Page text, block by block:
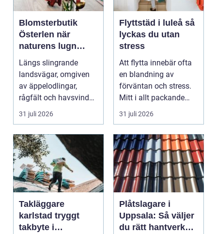
Blomsterbutik
Österlen när
naturens lugn
möter kreativt
hantverk
Längs slingrande
landsvägar, omgiven
av äppelodlingar,
rågfält och havsvindar,
har
blomsterhantverke...
31 juli 2026
Flyttstäd i luleå så
lyckas du utan
stress
Att flytta innebär ofta
en blandning av
förväntan och stress.
Mitt i allt packande
och planerande dy...
31 juli 2026
Takläggare
karlstad tryggt
takbyte i
Plåtslagare i
Uppsala: Så väljer
du rätt hantverkare